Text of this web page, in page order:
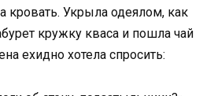
кровать. Укрыла одеялом, как
кружку кваса и пошла чай
ехидно хотела спросить: